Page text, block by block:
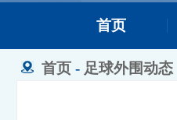
首页
首页 - 足球外围动态